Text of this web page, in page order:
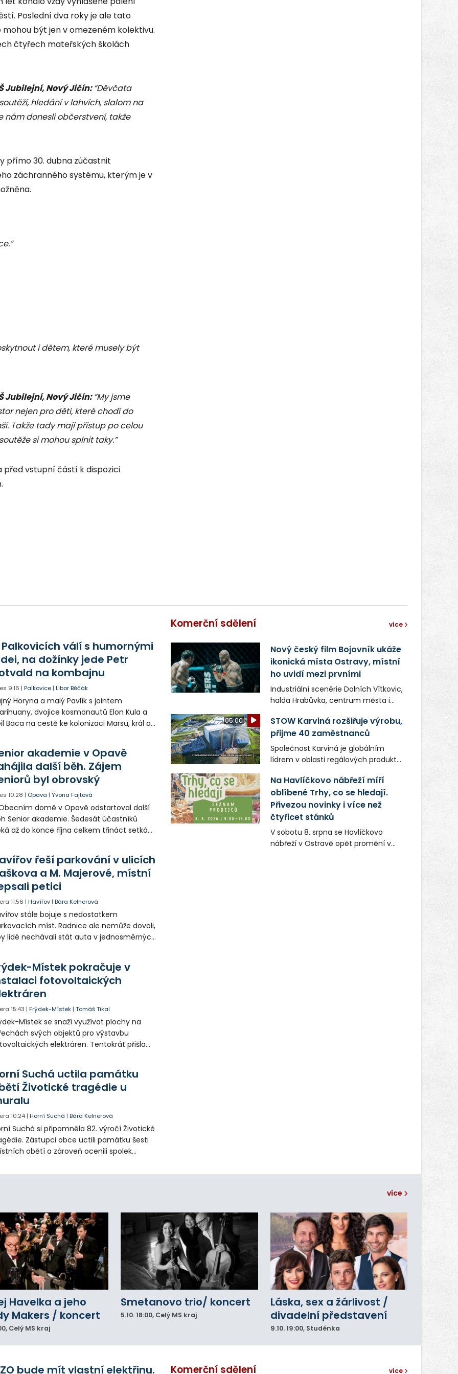
Poslední dva roky je ale tato
být jen v omezeném kolektivu.
čtyřech mateřských školách
Jubilejní, Nový Jičín:“Děvčata
hledání v lahvích, slalom na
nám donesli občerstvení, takže
přímo 30. dubna zúčastnit
záchranného systému, kterým je v
i dětem, které musely být
Jubilejní, Nový Jičín:“My jsme
nejen pro děti, které chodí do
Takže tady mají přístup po celou
si mohou splnit taky.”
před vstupní částí k dispozici
Palkovicích válí s humornými
na dožínky jede Petr
na kombajnu
9:16 |Palkovice |Libor Běčák
Horyna a malý Pavlík s jointem
dvojice kosmonautů Elon Kula a
Baca na cestě ke kolonizaci Marsu, král a
a místostarosta David Kula.
akademie v Opavě
další běh. Zájem
byl obrovský
10:28 | Opava |Yvona Fajtová
domě v Opavě odstartoval další
Senior akademie. Šedesát účastníků
až do konce října celkem třináct setkání
certifikáty o absolvování studia a
dárky.
řeší parkování v ulicích
a M. Majerové, místní
petici
11:56 |Havířov |Bára Kelnerová
stále bojuje s nedostatkem
míst. Radnice ale nemůže dovoli,
lidé nechávali stát auta v jednosměrných
někteří obyvatelé rozhodli sepsat petici.
Místek pokračuje v
fotovoltaických
15:43 |Frýdek-Místek |Tomáš Tikal
Místek se snaží využívat plochy na
svých objektů pro výstavbu
elektráren. Tentokrát přišla
Suchá uctila památku
Životické tragédie u
10:24 |Horní Suchá |Bára Kelnerová
Suchá si připomněla 82. výročí Životické
Zástupci obce uctili památku šesti
obětí a zároveň ocenili spolek
prostřednictvím QR kódů u
Komerční sdělení více
Nový český film Bojovník ukáže
ikonická místa Ostravy, místní
ho uvidí mezi prvními
Industriální scenérie Dolních Vítkovic,
halda Hrabůvka, centrum města i
v novém filmu Bojovník, který vstoupí
do kin už 13. srpna. Režiséři Vojtěch
Frič a Tomáš Dianiška si
moravskoslezskou metropoli
nevybrali náhodou – její syrová
atmosféra se stala přirozenou
součástí příběhu bývalého
boxerského šampiona Hoffa (Milan
Ondrík), jenž se po letech vrací do
světa vrcholových zápasů, tentokrát
v MMA.
05:00
STOW Karviná rozšiřuje výrobu,
přijme 40 zaměstnanců
Společnost Karviná je globálním
lídrem v oblasti regálových produktů
zaměstnavatelem na Karvinsku a
firmou s obrovským potenciálem.
Na Havlíčkovo nábřeží míří
oblíbené Trhy, co se hledají.
Přivezou novinky i více než
čtyřicet stánků
V sobotu 8. srpna se Havlíčkovo
nábřeží v Ostravě opět promění v
více
Havelka a jeho
Makers / koncert
, Celý MS kraj
Smetanovo trio/ koncert
5.10.18:00, Celý MS kraj
Láska, sex a žárlivost /
divadelní představení
9.10. 19:00, Studénka
bude mít vlastní elektřinu. Komerční sdělení více